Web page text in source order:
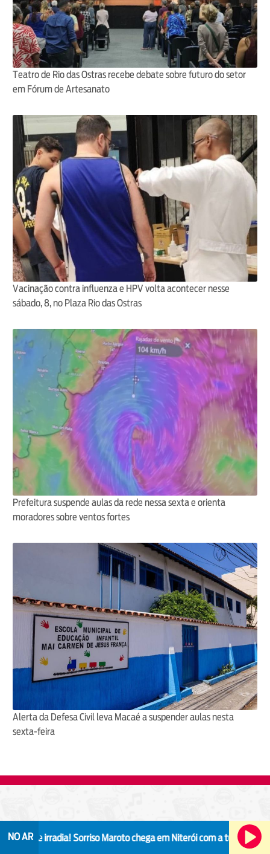
Teatro de Rio das Ostras recebe debate sobre futuro do setor
em Fórum de Artesanato
Vacinação contra influenza e HPV volta acontecer nesse
sábado, 8, no Plaza Rio das Ostras
Prefeitura suspende aulas da rede nessa sexta e orienta
moradores sobre ventos fortes
Alerta da Defesa Civil leva Macaé a suspender aulas nesta
sexta-feira
NO AR
irradia!Sorriso Maroto chega em Niterói com a turnê "Sorriso Eu